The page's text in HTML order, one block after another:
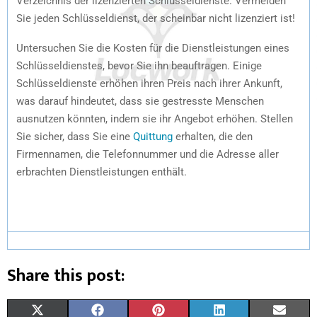
Sie jeden Schlüsseldienst, der scheinbar nicht lizenziert ist!
Untersuchen Sie die Kosten für die Dienstleistungen eines
Schlüsseldienstes, bevor Sie ihn beauftragen. Einige
Schlüsseldienste erhöhen ihren Preis nach ihrer Ankunft,
was darauf hindeutet, dass sie gestresste Menschen
ausnutzen könnten, indem sie ihr Angebot erhöhen. Stellen
Sie sicher, dass Sie eine Quittung erhalten, die den
Firmennamen, die Telefonnummer und die Adresse aller
erbrachten Dienstleistungen enthält.
Share this post: